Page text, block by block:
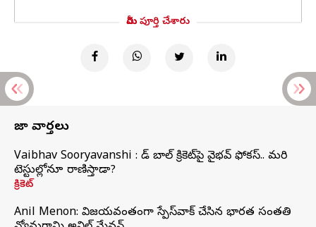
మీరు పూర్తి చేశారు
తాజా వార్తలు
Vaibhav Sooryavanshi : రెడ్ బాల్ క్రికెట్‌పై వైభవ్ ఫోకస్.. మరి
టెస్టుల్లోనూ రాణిస్తాడా?
క్రికెట్
Anil Menon: విజయవంతంగా స్పేస్‌వాక్‌ చేసిన భారత సంతతి